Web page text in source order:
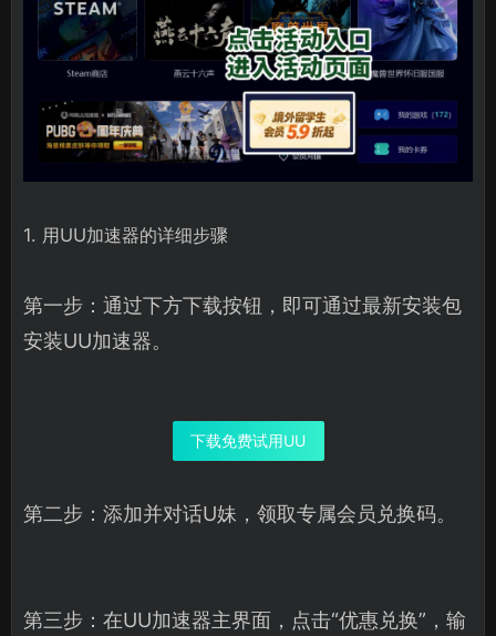
1. 用UU加速器的详细步骤
第一步：通过下方下载按钮，即可通过最新安装包
安装UU加速器。
下载免费试用UU
第二步：添加并对话U妹，领取专属会员兑换码。
第三步：在UU加速器主界面，点击“优惠兑换”，输